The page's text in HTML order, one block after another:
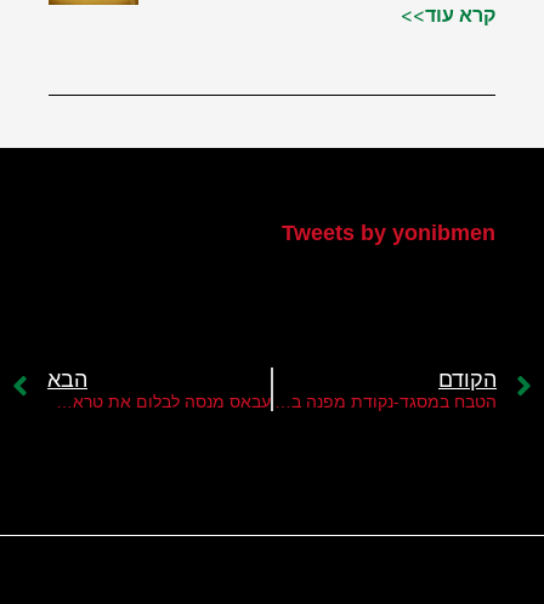
קרא עוד>>
Tweets by yonibmen
הקודם הבא